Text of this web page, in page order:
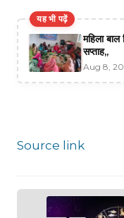
यह भी पढ़ें
महिला
सप्ताह,,
Aug 8,
Source link